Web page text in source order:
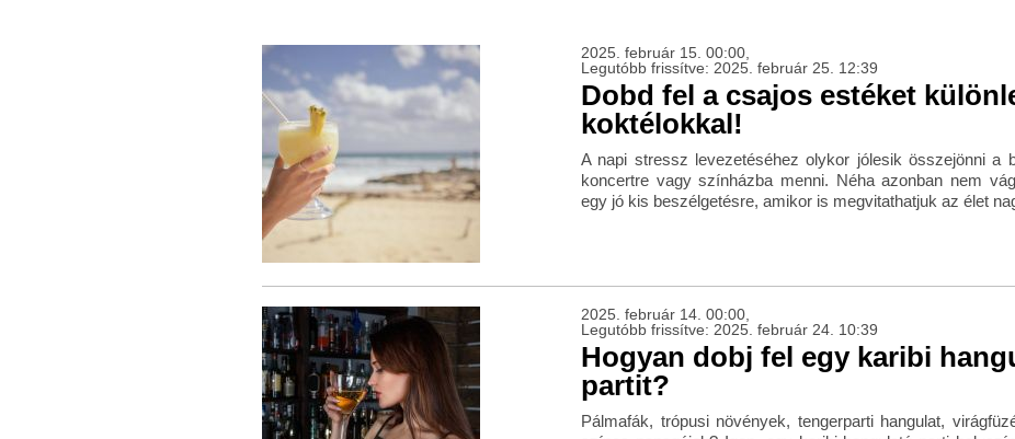
2025. február 15. 00:00,
Legutóbb frissítve: 2025. február 25. 12:39
Dobd fel a csajos estéket
koktélokkal!
A napi stressz levezetéséhez olykor jólesik összejönni a
koncertre vagy színházba menni. Néha azonban nem
egy jó kis beszélgetésre, amikor is megvitathatjuk az élet
2025. február 14. 00:00,
Legutóbb frissítve: 2025. február 24. 10:39
Hogyan dobj fel egy karibi
partit?
Pálmafák, trópusi növények, tengerparti hangulat,